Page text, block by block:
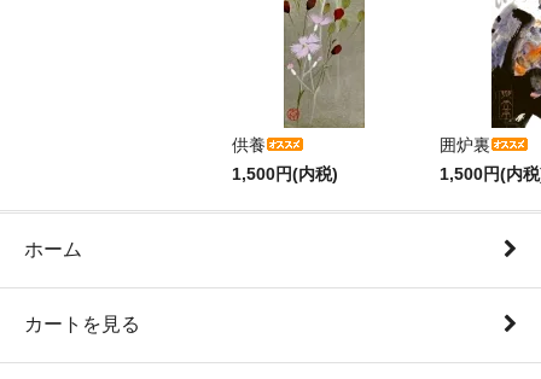
供養
1,500円(内税)
囲炉裏
1,500円(内
ホーム
カートを見る